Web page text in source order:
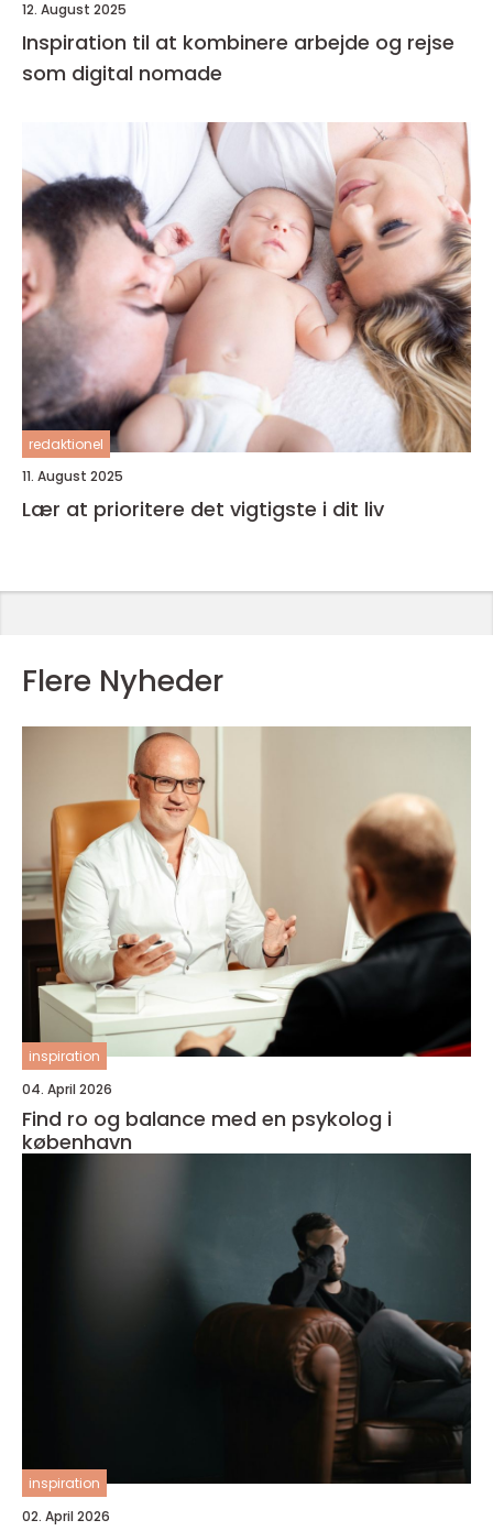
12. August 2025
Inspiration til at kombinere arbejde og rejse
som digital nomade
redaktionel
11. August 2025
Lær at prioritere det vigtigste i dit liv
Flere Nyheder
inspiration
04. April 2026
Find ro og balance med en psykolog i
københavn
inspiration
02. April 2026